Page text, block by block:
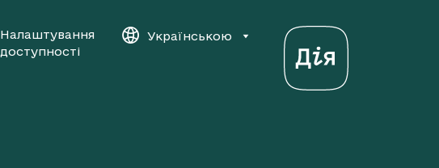
Налаштування
доступності
Українською